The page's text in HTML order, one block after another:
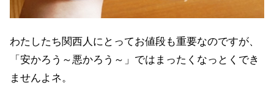
わたしたち関西人にとってお値段も重要なのですが、
「安かろう～悪かろう～」ではまったくなっとくでき
ませんよネ。